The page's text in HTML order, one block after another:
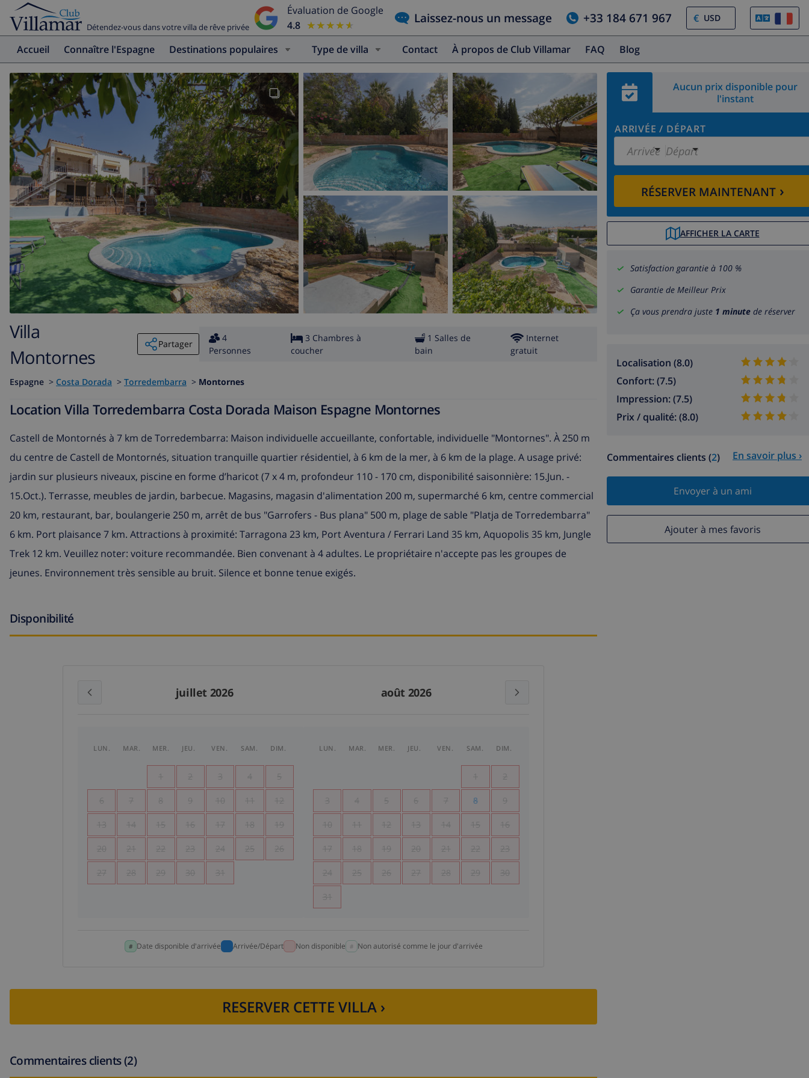
Détendez-vous dans votre villa de rêve privée
Évaluation de Google
4.8 ★★★★★
★★★★★ Laissez-nous un message +33 184 671 967 €
Accueil Connaître l'Espagne Destinations populaires Type de villa Contact À propos de Club Villamar FAQ Blog
Aucun prix disponible pour
l'instant
ARRIVÉE / DÉPART
Arrivée Départ
RÉSERVER MAINTENANT›
AFFICHER LA CARTE
Satisfaction garantie à 100 %
Garantie de Meilleur Prix
Ça vous prendra juste 1 minute de réserver
Localisation (8.0)
Confort: (7.5)
Impression: (7.5)
Prix / qualité: (8.0)
Commentaires clients (2) En savoir plus ›
Envoyer à un ami
Ajouter à mes favoris
Villa
Montornes
Partager
4
Personnes
3 Chambres à
coucher
1 Salles de
bain
Internet
gratuit
Espagne > Costa Dorada > Torredembarra > Montornes
Location Villa Torredembarra Costa Dorada Maison Espagne Montornes
Castell de Montornés à 7 km de Torredembarra: Maison individuelle accueillante, confortable, individuelle "Montornes". À 250 m
du centre de Castell de Montornés, situation tranquille quartier résidentiel, à 6 km de la mer, à 6 km de la plage. A usage privé:
jardin sur plusieurs niveaux, piscine en forme d’haricot (7 x 4 m, profondeur 110 - 170 cm, disponibilité saisonnière: 15.Jun. -
15.Oct.). Terrasse, meubles de jardin, barbecue. Magasins, magasin d'alimentation 200 m, supermarché 6 km, centre commercial
20 km, restaurant, bar, boulangerie 250 m, arrêt de bus "Garrofers - Bus plana" 500 m, plage de sable "Platja de Torredembarra"
6 km. Port plaisance 7 km. Attractions à proximité: Tarragona 23 km, Port Aventura / Ferrari Land 35 km, Aquopolis 35 km, Jungle
Trek 12 km. Veuillez noter: voiture recommandée. Bien convenant à 4 adultes. Le propriétaire n'accepte pas les groupes de
jeunes. Environnement très sensible au bruit. Silence et bonne tenue exigés.
Disponibilité
juillet 2026 août 2026
LUN. MAR. MER. JEU. VEN. SAM. DIM.
1 2 3 4 5
6 7 8 9 10 11 12
13 14 15 16 17 18 19
20 21 22 23 24 25 26
27 28 29 30 31
LUN. MAR. MER. JEU. VEN. SAM. DIM.
1 2
3 4 5 6 7 8 9
10 11 12 13 14 15 16
17 18 19 20 21 22 23
24 25 26 27 28 29 30
31
Date disponible d'arrivée Arrivée/Départ Non disponible Non autorisé comme le jour d'arrivée
RESERVER CETTE VILLA ›
Commentaires clients (2)